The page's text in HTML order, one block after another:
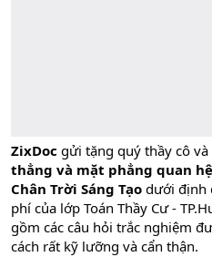
ZixDoc gửi tặng quý thầy cô và
thẳng và mặt phẳng quan hệ
Chân Trời Sáng Tạo dưới định
phí của lớp Toán Thầy Cư -
gồm các câu hỏi trắc nghiệm
cách rất kỹ lưỡng và cẩn thận.